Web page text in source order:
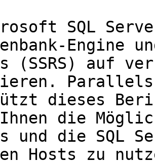
SQL
Engine
(SSRS) auf
Parallels
dieses
die
und die SQL
Hosts zu